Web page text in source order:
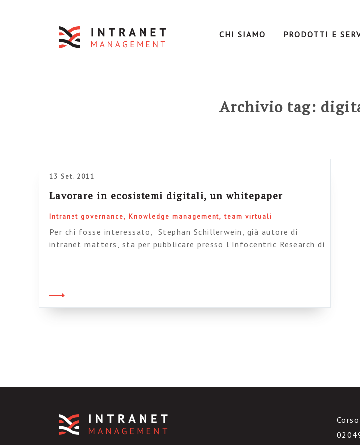
CHI SIAMO PRODOTTI E
Archivio tag:
13 Set. 2011
Lavorare in ecosistemi digitali, un whitepaper
Intranet governance Knowledge management team virtuali
Per chi fosse interessato, Stephan Schillerwein, già autore di
intranet matters, sta per pubblicare presso l’Infocentric Research di
change our perspective when it […]